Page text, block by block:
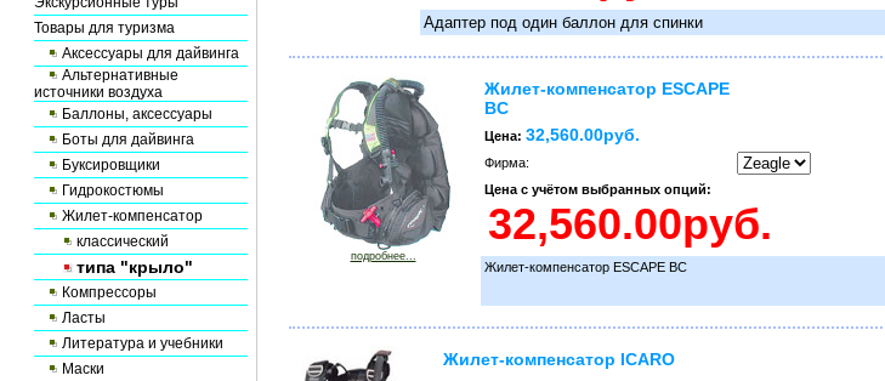
Товары для туризма
Аксессуары для дайвинга
Альтернативные
источники воздуха
Баллоны, аксессуары
Боты для дайвинга
Буксировщики
Гидрокостюмы
Жилет-компенсатор
классический
типа "крыло"
Компрессоры
Ласты
Литература и учебники
Маски
Адаптер под один баллон для спинки
подробнее...
Жилет-компенсатор ESCAPE
BC
Цена: 32,560.00руб.
Фирма:
Цена с учётом выбранных опций:
Жилет-компенсатор ESCAPE BC
Жилет-компенсатор ICARO